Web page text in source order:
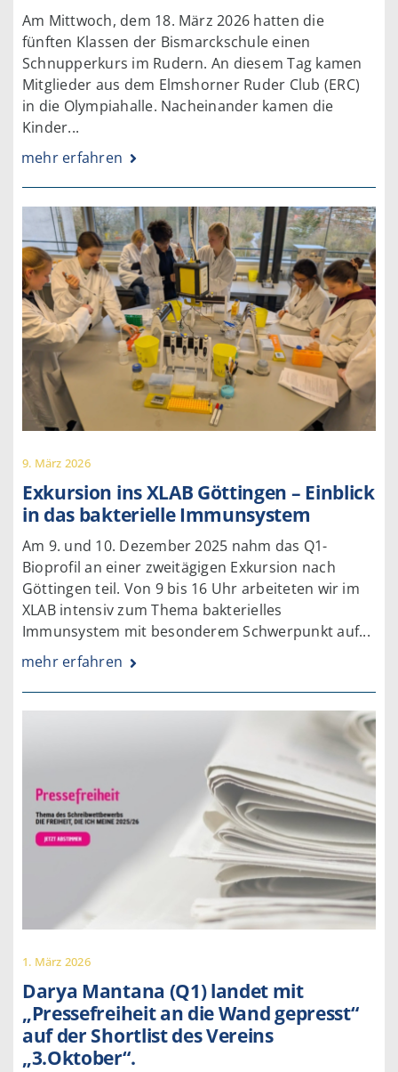
Am Mittwoch, dem 18. März 2026 hatten die
fünften Klassen der Bismarckschule einen
Schnupperkurs im Rudern. An diesem Tag kamen
Mitglieder aus dem Elmshorner Ruder Club (ERC)
in die Olympiahalle. Nacheinander kamen die
Kinder...
mehr erfahren
9. März 2026
Exkursion ins XLAB Göttingen – Einblick
in das bakterielle Immunsystem
Am 9. und 10. Dezember 2025 nahm das Q1-
Bioprofil an einer zweitägigen Exkursion nach
Göttingen teil. Von 9 bis 16 Uhr arbeiteten wir im
XLAB intensiv zum Thema bakterielles
Immunsystem mit besonderem Schwerpunkt auf...
mehr erfahren
1. März 2026
Darya Mantana (Q1) landet mit
„Pressefreiheit an die Wand gepresst“
auf der Shortlist des Vereins
„3.Oktober“.